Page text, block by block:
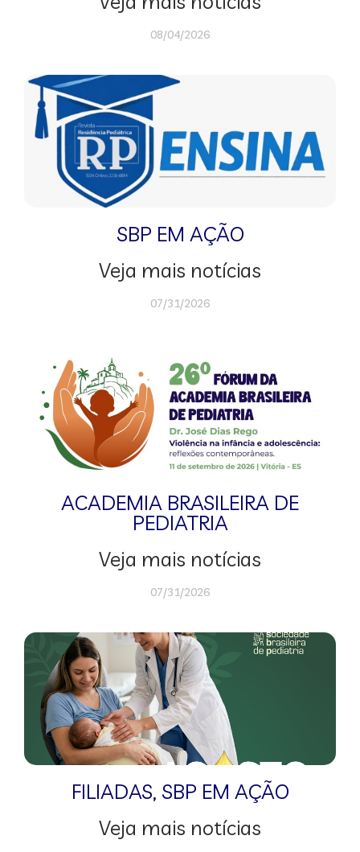
08/04/2026
SBP EM AÇÃO
Veja mais notícias
07/31/2026
ACADEMIA BRASILEIRA DE
PEDIATRIA
Veja mais notícias
07/31/2026
FILIADAS, SBP EM AÇÃO
Veja mais notícias